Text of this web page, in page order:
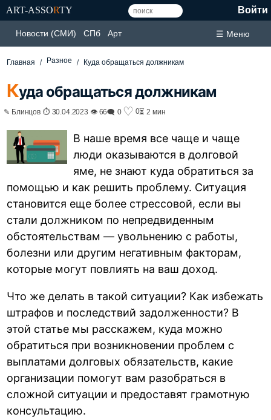
ART-ASSORTY Войти
Новости (СМИ) СПб Арт ☰ Меню
Главная Разное Куда обращаться должникам
Куда обращаться должникам
✎ Блинцов ⏱ 30.04.2023 👁 66🗨 0 ♡ 0⏳ 2 мин
В наше время все чаще и чаще
люди оказываются в долговой
яме, не знают куда обратиться за
помощью и как решить проблему. Ситуация
становится еще более стрессовой, если вы
стали должником по непредвиденным
обстоятельствам — увольнению с работы,
болезни или другим негативным факторам,
которые могут повлиять на ваш доход.
Что же делать в такой ситуации? Как избежать
штрафов и последствий задолженности? В
этой статье мы расскажем, куда можно
обратиться при возникновении проблем с
выплатами долговых обязательств, какие
организации помогут вам разобраться в
сложной ситуации и предоставят грамотную
консультацию.